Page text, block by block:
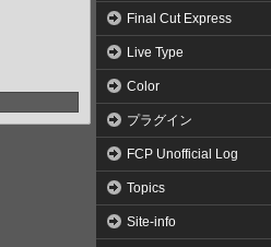
Final Cut Express
Live Type
Color
プラグイン
FCP Unofficial Log
Topics
Site-info